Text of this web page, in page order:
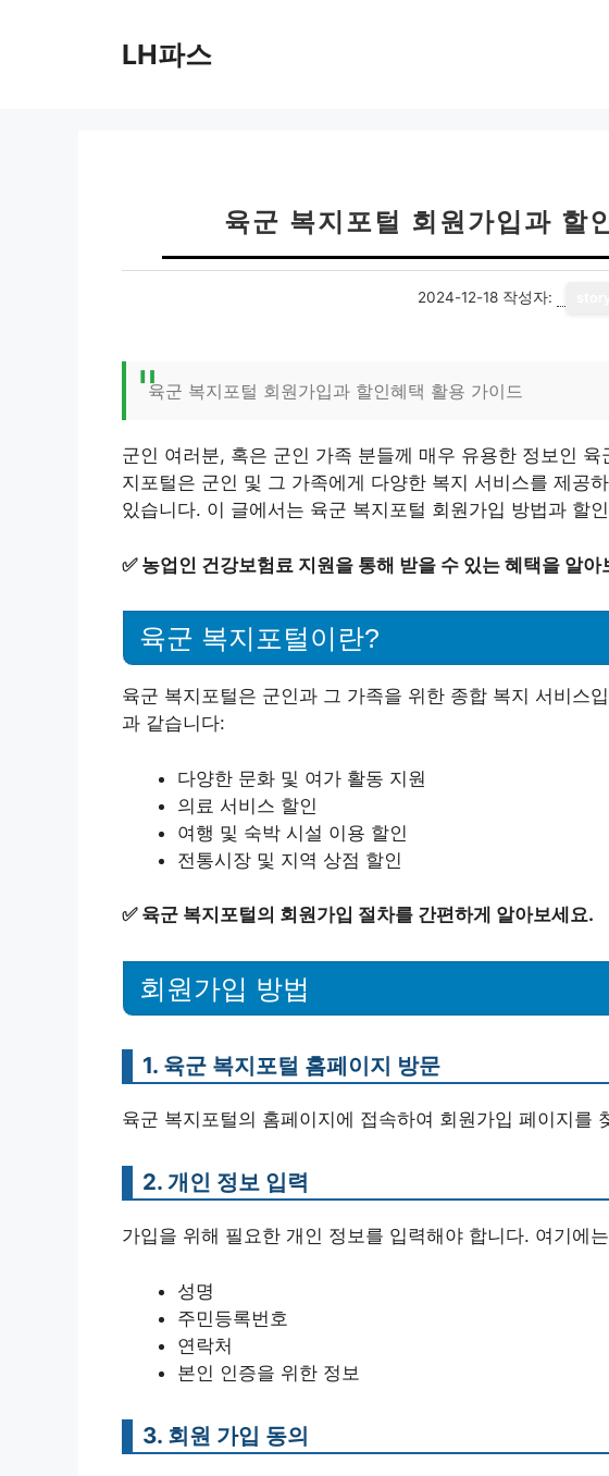
LH파스
육군 복지포털 회원가입과 할
2024-12-18 작성자:
육군 복지포털 회원가입과 할인혜택 활용 가이드
군인 여러분, 혹은 군인 가족 분들께 매우 유용한 정보인
지포털은 군인 및 그 가족에게 다양한 복지 서비스를 제공
있습니다. 이 글에서는 육군 복지포털 회원가입 방법과 할
✅ 농업인 건강보험료 지원을 통해 받을 수 있는 혜택을 알아
육군 복지포털이란?
육군 복지포털은 군인과 그 가족을 위한 종합 복지 서비스
과 같습니다:
다양한 문화 및 여가 활동 지원
의료 서비스 할인
여행 및 숙박 시설 이용 할인
전통시장 및 지역 상점 할인
✅ 육군 복지포털의 회원가입 절차를 간편하게 알아보세요.
회원가입 방법
1. 육군 복지포털 홈페이지 방문
육군 복지포털의 홈페이지에 접속하여 회원가입 페이지를
2. 개인 정보 입력
가입을 위해 필요한 개인 정보를 입력해야 합니다. 여기에
성명
주민등록번호
연락처
본인 인증을 위한 정보
3. 회원 가입 동의